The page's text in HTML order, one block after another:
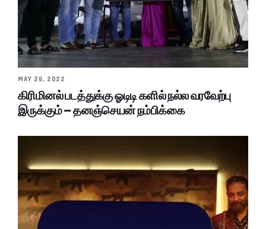
MAY 26, 2022
கிரிமினல் படத்துக்கு ஓடிடி களில் நல்ல வரவேற்பு
இருக்கும் – தனஞ்செயன் நம்பிக்கை